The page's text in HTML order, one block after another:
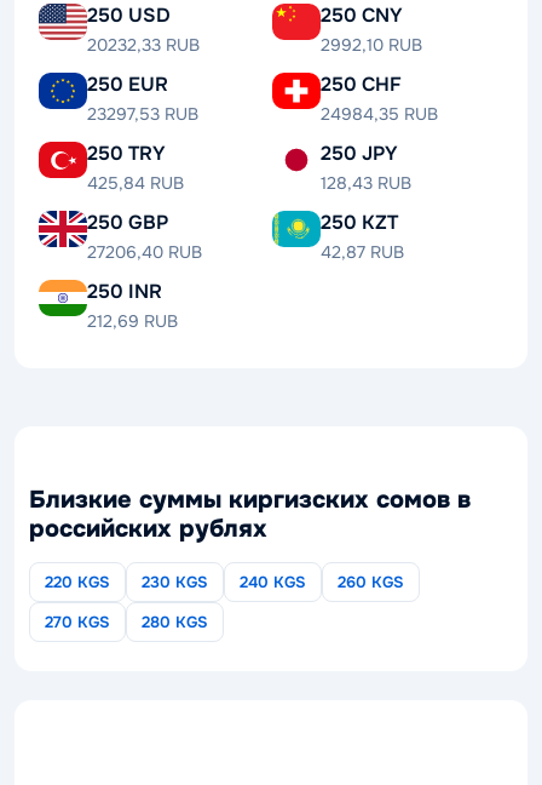
250 USD
20232,33 RUB
250 CNY
2992,10 RUB
250 EUR
23297,53 RUB
250 CHF
24984,35 RUB
250 TRY
425,84 RUB
250 JPY
128,43 RUB
250 GBP
27206,40 RUB
250 KZT
42,87 RUB
250 INR
212,69 RUB
Близкие суммы киргизских сомов в
российских рублях
220 KGS 230 KGS 240 KGS
260 KGS
270 KGS
280 KGS